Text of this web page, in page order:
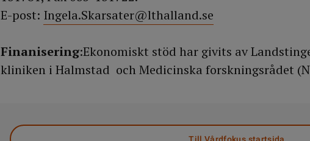
E-post: Ingela.Skarsater@lthalland.se
Finanisering:Ekonomiskt stöd har givits av
kliniken i Halmstad och Medicinska forskningsrådet